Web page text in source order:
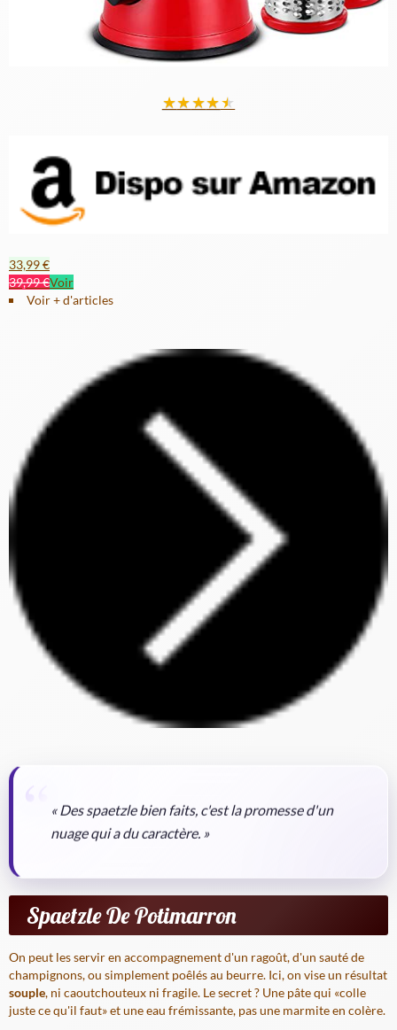
★★★★★
33,99 €
39,99 €Voir
Voir + d'articles
« Des spaetzle bien faits, c'est la promesse d'un
nuage qui a du caractère. »
Spaetzle De Potimarron
On peut les servir en accompagnement d'un ragoût, d'un sauté de
champignons, ou simplement poêlés au beurre. Ici, on vise un résultat
souple, ni caoutchouteux ni fragile. Le secret ? Une pâte qui «colle
juste ce qu'il faut» et une eau frémissante, pas une marmite en colère.